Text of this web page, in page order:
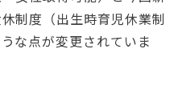
制度（出生時育児休業制
な点が変更されていま